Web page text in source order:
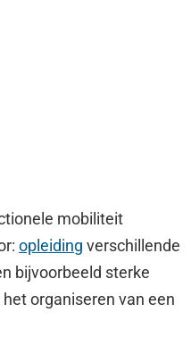
mobiliteit
opleiding verschillende
bijvoorbeeld sterke
organiseren van een